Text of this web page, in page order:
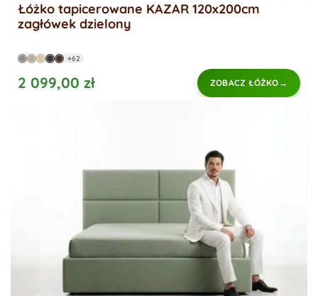
Łóżko tapicerowane KAZAR 120x200cm
zagłówek dzielony
+62
2 099,00 zł ZOBACZ ŁÓŻKO